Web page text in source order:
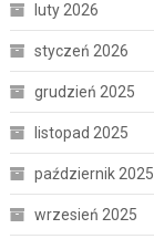
luty 2026
styczeń 2026
grudzień 2025
listopad 2025
październik 2025
wrzesień 2025